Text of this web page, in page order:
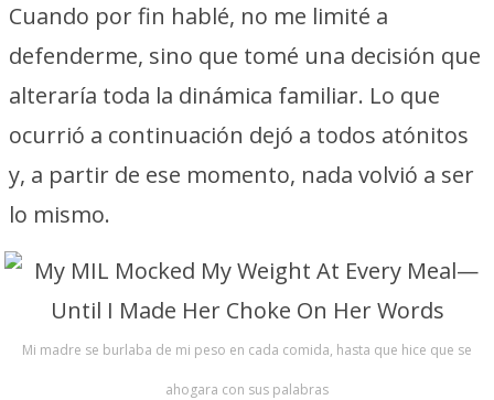
Cuando por fin hablé, no me limité a
defenderme, sino que tomé una decisión que
alteraría toda la dinámica familiar. Lo que
ocurrió a continuación dejó a todos atónitos
y, a partir de ese momento, nada volvió a ser
lo mismo.
Mi madre se burlaba de mi peso en cada comida, hasta que hice que se
ahogara con sus palabras